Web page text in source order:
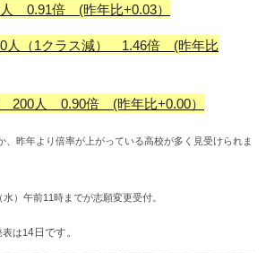
人 0.91倍 (昨年比+0.03）
人 （1クラス減） 1.46倍 (昨年比
200人 0.90倍 (昨年比+0.00）
、昨年より倍率が上がっている高校が多く見受けられま
）午前11時までが志願変更受付。
は14日です。